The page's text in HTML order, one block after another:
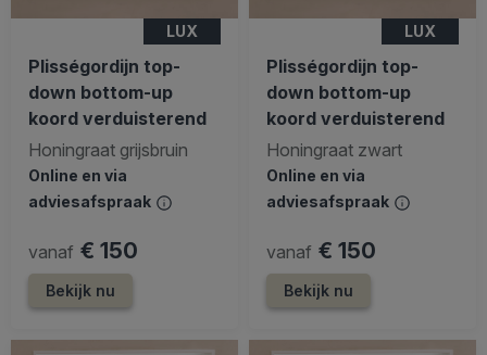
LUX
Plisségordijn top-
down bottom-up
koord verduisterend
Honingraat grijsbruin
Online en via
adviesafspraak
vanaf € 150
Bekijk nu
LUX
Plisségordijn top-
down bottom-up
koord verduisterend
Honingraat zwart
Online en via
adviesafspraak
vanaf € 150
Bekijk nu